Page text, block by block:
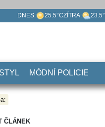
DNES: 25.5°CZÍTRA:
MÓDNÍ POLICIE
ČLÁNEK